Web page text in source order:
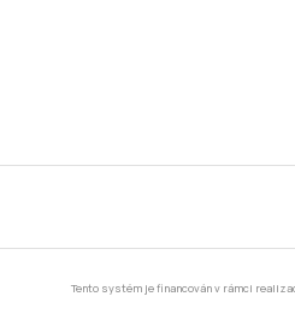
Tento systém je financován v rámci